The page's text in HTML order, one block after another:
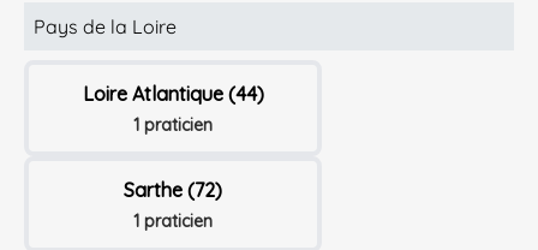
Pays de la Loire
Loire Atlantique (44)
1 praticien
Sarthe (72)
1 praticien